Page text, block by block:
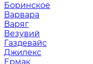
Боринское
Варвара
Варяг
Везувий
Газдевайс
Джилекс
Ермак